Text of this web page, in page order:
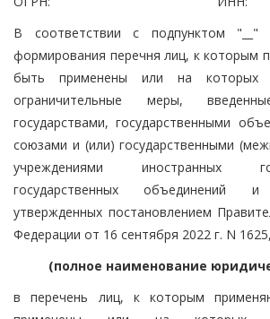
В соответствии с подпунктом "__"
формирования перечня лиц, к которым
быть применены или на которых
ограничительные меры,
государствами, государственными
союзами и (или) государственными
учреждениями иностранных
государственных объединений
утвержденных постановлением
Федерации от 16 сентября 2022 г. N
(полное наименование
в перечень лиц, к которым